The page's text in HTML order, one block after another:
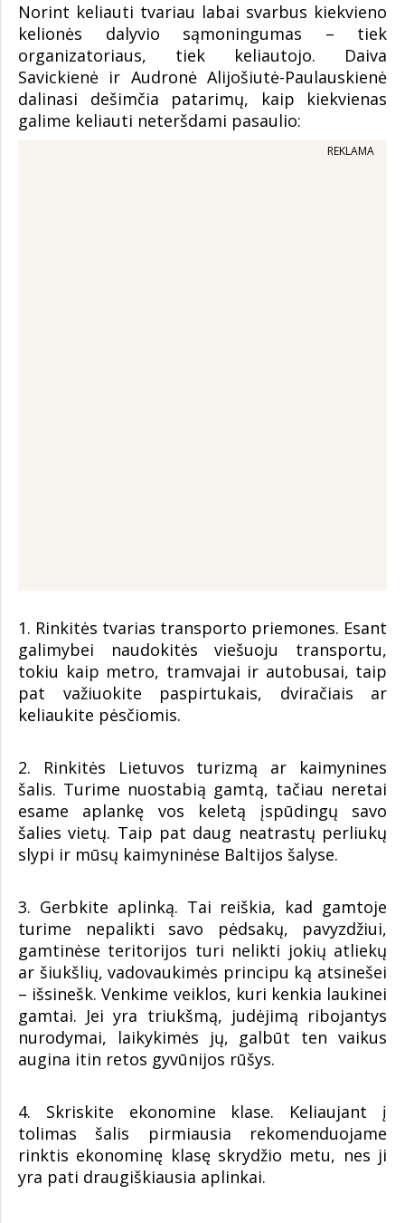
Norint keliauti tvariau labai svarbus kiekvieno
kelionės dalyvio sąmoningumas – tiek
organizatoriaus, tiek keliautojo. Daiva
Savickienė ir Audronė Alijošiutė-Paulauskienė
dalinasi dešimčia patarimų, kaip kiekvienas
galime keliauti neteršdami pasaulio:
REKLAMA
1. Rinkitės tvarias transporto priemones. Esant
galimybei naudokitės viešuoju transportu,
tokiu kaip metro, tramvajai ir autobusai, taip
pat važiuokite paspirtukais, dviračiais ar
keliaukite pėsčiomis.
2. Rinkitės Lietuvos turizmą ar kaimynines
šalis. Turime nuostabią gamtą, tačiau neretai
esame aplankę vos keletą įspūdingų savo
šalies vietų. Taip pat daug neatrastų perliukų
slypi ir mūsų kaimyninėse Baltijos šalyse.
3. Gerbkite aplinką. Tai reiškia, kad gamtoje
turime nepalikti savo pėdsakų, pavyzdžiui,
gamtinėse teritorijos turi nelikti jokių atliekų
ar šiukšlių, vadovaukimės principu ką atsinešei
– išsinešk. Venkime veiklos, kuri kenkia laukinei
gamtai. Jei yra triukšmą, judėjimą ribojantys
nurodymai, laikykimės jų, galbūt ten vaikus
augina itin retos gyvūnijos rūšys.
4. Skriskite ekonomine klase. Keliaujant į
tolimas šalis pirmiausia rekomenduojame
rinktis ekonominę klasę skrydžio metu, nes ji
yra pati draugiškiausia aplinkai.